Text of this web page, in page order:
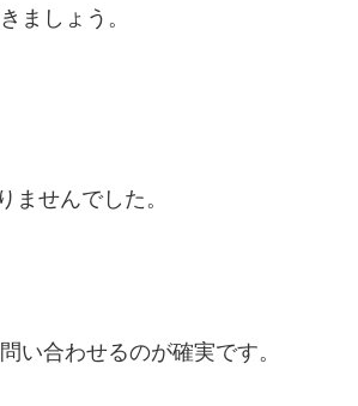
ましょう。
せんでした。
い合わせるのが確実です。